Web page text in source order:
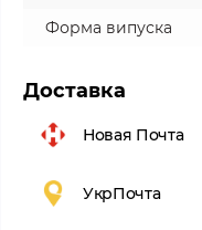
Форма випуска
Доставка
Новая Почта
УкрПочта